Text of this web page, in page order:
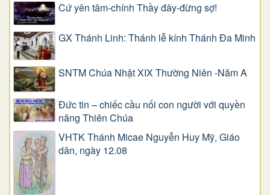
Cứ yên tâm-chính Thầy đây-đừng sợ!
GX Thánh Linh: Thánh lễ kính Thánh Đa Minh
SNTM Chúa Nhật XIX Thường Niên -Năm A
Đức tin – chiếc cầu nối con người với quyền
năng Thiên Chúa
VHTK Thánh Micae Nguyễn Huy Mỹ, Giáo
dân, ngày 12.08